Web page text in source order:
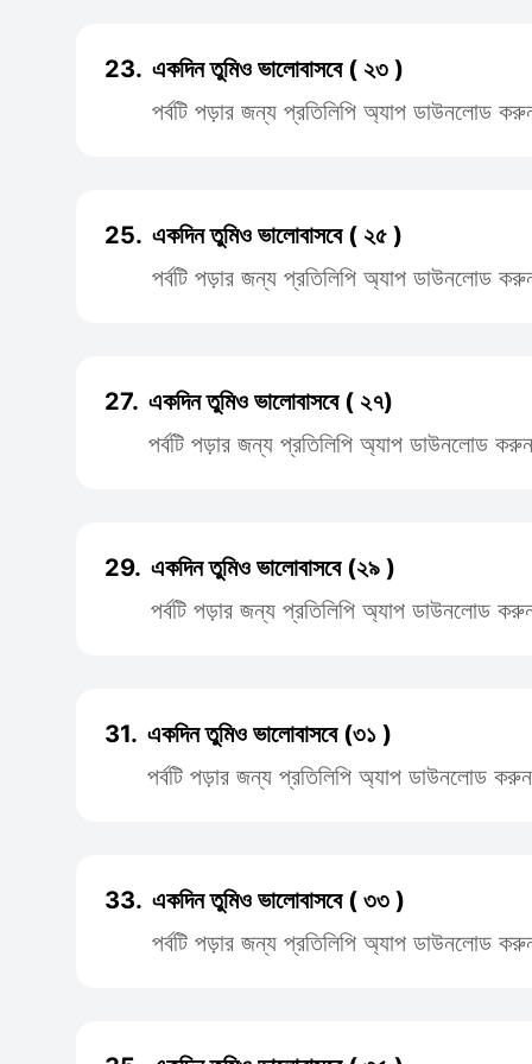
23. একদিন তুমিও ভালোবাসবে ( ২৩ )
পর্বটি পড়ার জন্য প্রতিলিপি অ্যাপ ডাউনলোড
25. একদিন তুমিও ভালোবাসবে ( ২৫ )
পর্বটি পড়ার জন্য প্রতিলিপি অ্যাপ ডাউনলোড
27. একদিন তুমিও ভালোবাসবে ( ২৭)
পর্বটি পড়ার জন্য প্রতিলিপি অ্যাপ ডাউনলোড করুন
29. একদিন তুমিও ভালোবাসবে (২৯ )
পর্বটি পড়ার জন্য প্রতিলিপি অ্যাপ ডাউনলোড
31. একদিন তুমিও ভালোবাসবে (৩১ )
পর্বটি পড়ার জন্য প্রতিলিপি অ্যাপ ডাউনলোড করুন
33. একদিন তুমিও ভালোবাসবে ( ৩৩ )
পর্বটি পড়ার জন্য প্রতিলিপি অ্যাপ ডাউনলোড